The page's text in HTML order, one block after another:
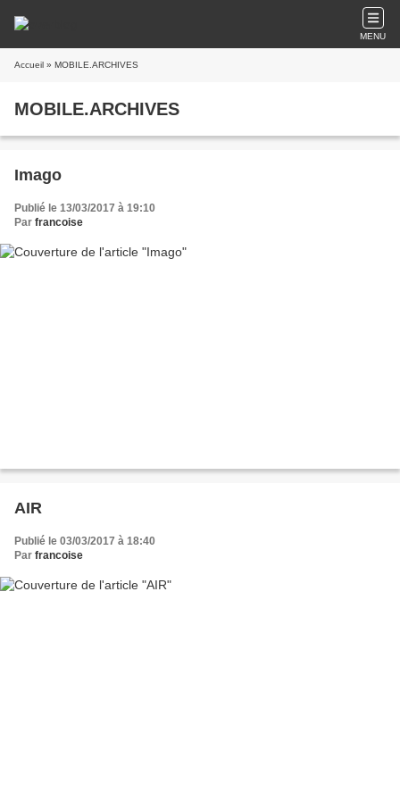
MENU
Accueil » MOBILE.ARCHIVES
MOBILE.ARCHIVES
Imago
Publié le 13/03/2017 à 19:10
Par francoise
AIR
Publié le 03/03/2017 à 18:40
Par francoise